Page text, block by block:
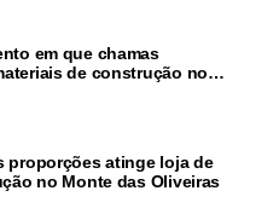
em que chamas
de construção no
proporções atinge loja de
no Monte das Oliveiras